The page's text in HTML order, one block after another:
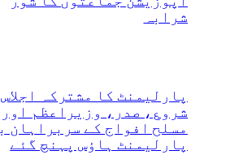
شرابہ
پارلیمنٹ کا مشترکہ اجلاس
شروع، صدر، وزیراعظم اور
مسلح افواج کے سربراہان
پارلیمنٹ ہاؤس پہنچ گئے